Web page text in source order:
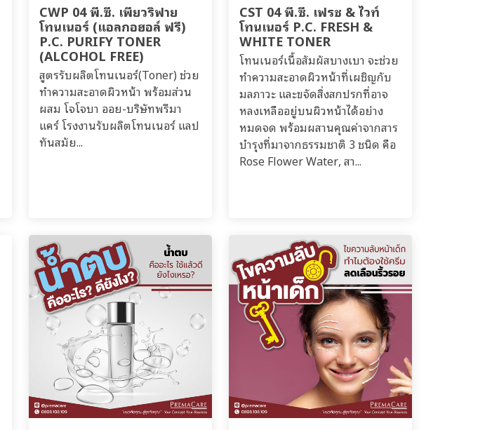
CWP 04 พี.ซี. เพียวริฟาย
โทนเนอร์ (แอลกอฮอล์ ฟรี)
P.C. PURIFY TONER
(ALCOHOL FREE)
สูตรรับผลิตโทนเนอร์(Toner) ช่วย
ทำความสะอาดผิวหน้า พร้อมส่วน
ผสม โจโจบา ออย-บริษัทพรีมา
แคร์ โรงงานรับผลิตโทนเนอร์ แลป
ทันสมัย...
CST 04 พี.ซี. เฟรช & ไวท์
โทนเนอร์ P.C. FRESH &
WHITE TONER
โทนเนอร์เนื้อสัมผัสบางเบา จะช่วย
ทำความสะอาดผิวหน้าที่เผชิญกับ
มลภาวะ และขจัดสิ่งสกปรกที่อาจ
หลงเหลืออยู่บนผิวหน้าได้อย่าง
หมดจด พร้อมผสานคุณค่าจากสาร
บำรุงที่มาจากธรรมชาติ 3 ชนิด คือ
Rose Flower Water, สา...